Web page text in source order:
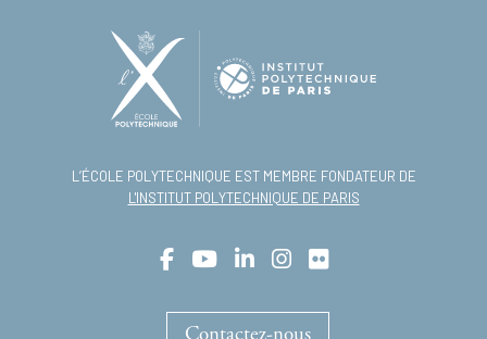
L’ÉCOLE POLYTECHNIQUE EST MEMBRE FONDATEUR DE
L'INSTITUT POLYTECHNIQUE DE PARIS